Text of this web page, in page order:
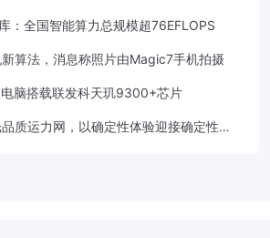
：全国智能算力总规模超76EFLOPS
算法，消息称照片由Magic7手机拍摄
脑搭载联发科天玑9300+芯片
质运力网，以确定性体验迎接确定性的